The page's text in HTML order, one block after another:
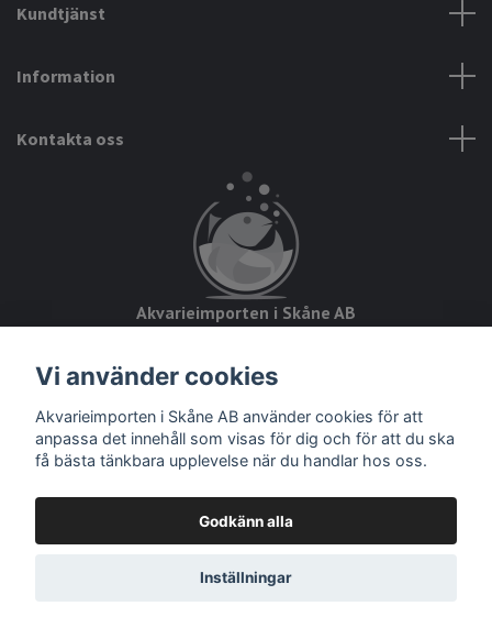
Kundtjänst
Information
Kontakta oss
Akvarieimporten i Skåne AB
28234 Tyringe
Org.nr: 559093-8832
© 2026 Akvarieimporten
Vi använder cookies
Akvarieimporten i Skåne AB använder cookies för att
anpassa det innehåll som visas för dig och för att du ska
få bästa tänkbara upplevelse när du handlar hos oss.
Godkänn alla
Inställningar